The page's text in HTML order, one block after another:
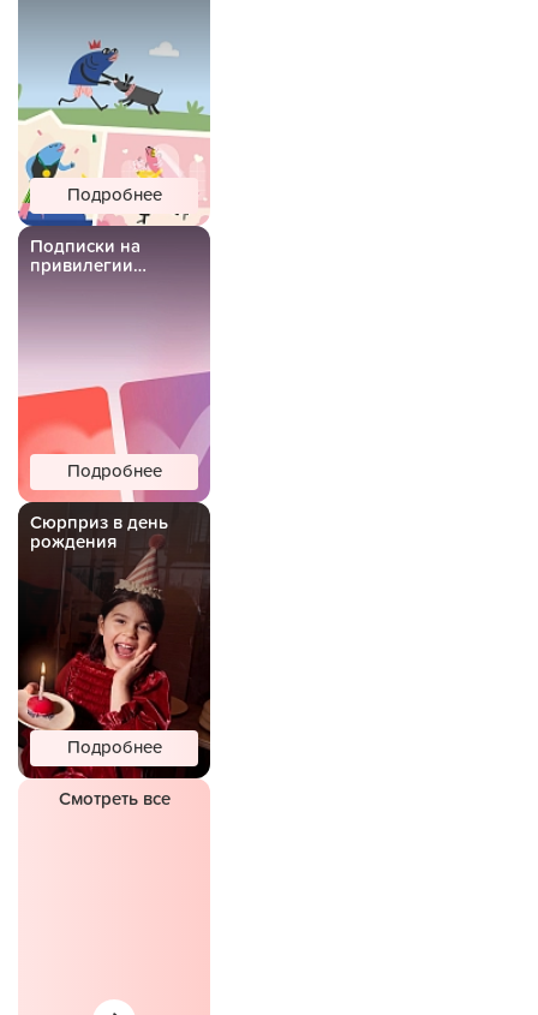
Подробнее
Подписки на
привилегии
Подробнее
Сюрприз в день
рождения
Подробнее
Смотреть все